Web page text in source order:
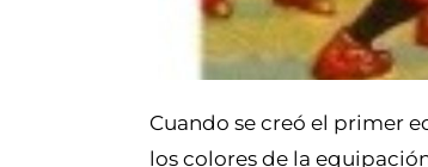
Cuando se creó el primer
los colores de la